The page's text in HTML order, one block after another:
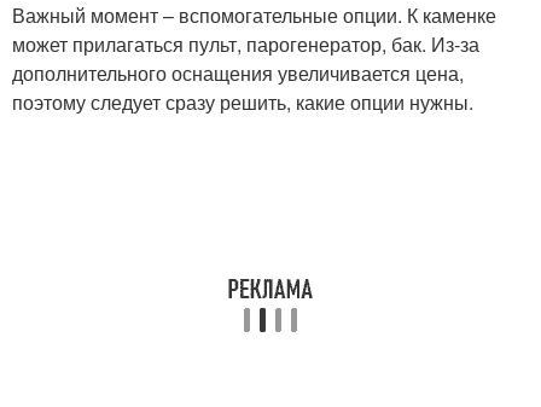
Важный момент – вспомогательные опции. К каменке
может прилагаться пульт, парогенератор, бак. Из-за
дополнительного оснащения увеличивается цена,
поэтому следует сразу решить, какие опции нужны.